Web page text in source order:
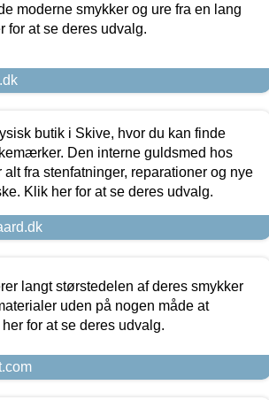
moderne smykker og ure fra en lang
at se deres udvalg.
butik i Skive, hvor du kan finde
Den interne guldsmed hos
fra stenfatninger, reparationer og nye
Klik her for at se deres udvalg.
langt størstedelen af deres smykker
uden på nogen måde at
for at se deres udvalg.